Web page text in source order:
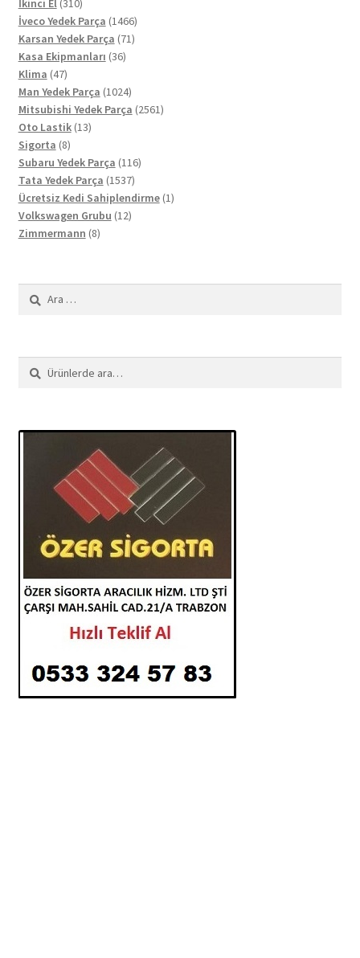
İkinci El 310
ürün
İveco Yedek Parça 14661466
ürün
Karsan Yedek Parça 7171
Kasa Ekipmanları 3636
Klima 4747
ürün
Man Yedek Parça 10241024
ürün
Mitsubishi Yedek Parça 25612561
Oto Lastik 1313
Sigorta 88
ürün
Subaru Yedek Parça 116116
Tata Yedek Parça 15371537
ürün
Ücretsiz Kedi Sahiplendirme 11
Volkswagen Grubu 1212
Zimmermann 88
Arama:
Ara:
Ara